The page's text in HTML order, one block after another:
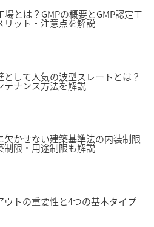
場とは？GMPの概要とGMP認定工
リット・注意点を解説
として人気の波型スレートとは？
テナンス方法を解説
欠かせない建築基準法の内装制限
制限・用途制限も解説
ウトの重要性と4つの基本タイプ